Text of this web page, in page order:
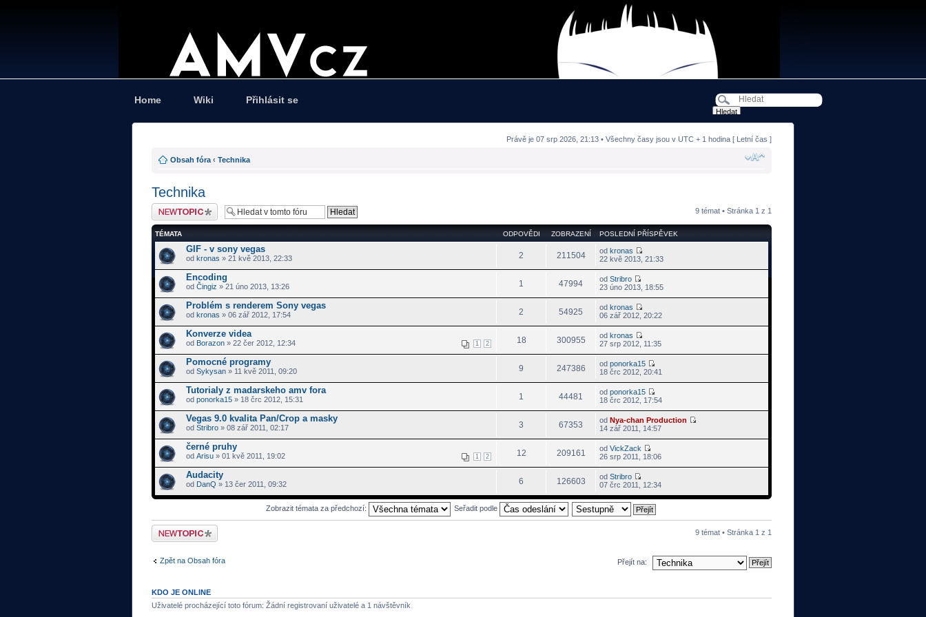
Home Wiki Přihlásit se
Právě je 07 srp 2026, 21:13 • Všechny časy jsou v UTC + 1 hodina [ Letní čas ]
Obsah fóra ‹ Technika
Technika
Odeslat nové téma 9 témat • Stránka 1 z 1
TÉMATA ODPOVĚDI ZOBRAZENÍ POSLEDNÍ PŘÍSPĚVEK
GIF - v sony vegas
od kronas » 21 kvě 2013, 22:33 2 211504 odkronas
22 kvě 2013, 21:33
Encoding
od Čingiz » 21 úno 2013, 13:26 1 47994 odStribro
23 úno 2013, 18:55
Problém s renderem Sony vegas
od kronas » 06 zář 2012, 17:54 2 54925 odkronas
06 zář 2012, 20:22
Konverze videa
1 2
od Borazon » 22 čer 2012, 12:34 18 300955 odkronas
27 srp 2012, 11:35
Pomocné programy
od Sykysan » 11 kvě 2011, 09:20 9 247386 odponorka15
18 črc 2012, 20:41
Tutorialy z madarskeho amv fora
od ponorka15 » 18 črc 2012, 15:31 1 44481 odponorka15
18 črc 2012, 17:54
Vegas 9.0 kvalita Pan/Crop a masky
od Stribro » 08 zář 2011, 02:17 3 67353 odNya-chan Production
14 zář 2011, 14:57
černé pruhy
1 2
od Arisu » 01 kvě 2011, 19:02 12 209161 odVickZack
26 srp 2011, 18:06
Audacity
od DanQ » 13 čer 2011, 09:32 6 126603 odStribro
07 črc 2011, 12:34
Zobrazit témata za předchozí: Seřadit podle
Odeslat nové téma 9 témat • Stránka 1 z 1
Zpět na Obsah fóra Přejít na:
KDO JE ONLINE
Uživatelé procházející toto fórum: Žádní registrovaní uživatelé a 1 návštěvník